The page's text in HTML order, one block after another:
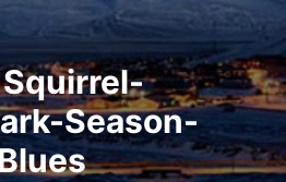
Season-